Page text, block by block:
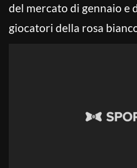
del mercato di gennaio e
giocatori della rosa